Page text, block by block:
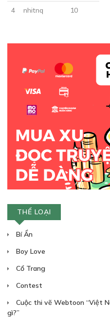
4 nhitnq 10
THỂ LOẠI
Bí Ẩn
Boy Love
Cổ Trang
Contest
Cuộc thi vẽ Webtoon “Việt
gì?”